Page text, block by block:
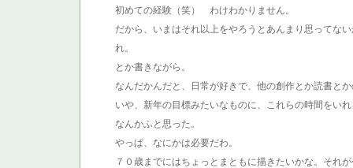
初めての経験（笑） わけわかりません。
だから、いまはそれ以上をやろうとあんまり思って
れ。
とか書きながら。
なんだかんだと、日常が好きで、他の創作とか読書と
いや、新年の目標みたいなものに、これらの時間をい
なんかふと思った。
やっぱ、なにかは必要だわ。
７０歳までにはちょっとまともに描きたいかな。それ